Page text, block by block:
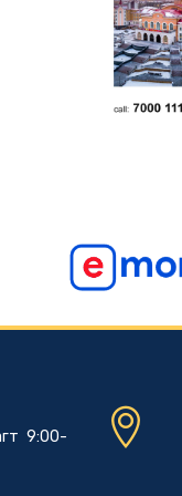
9:00-